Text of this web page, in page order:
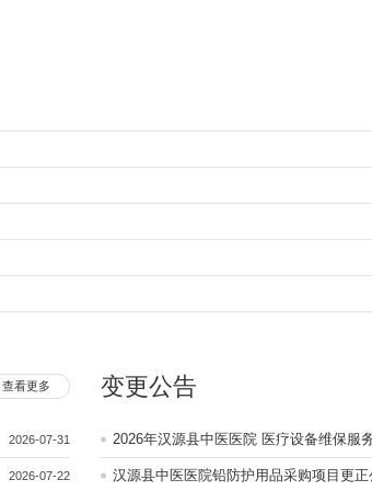
查看更多
2026-07-31
2026-07-22
变更公告
2026年汉源县中医医院
汉源县中医医院铅防护用品采购项目更正